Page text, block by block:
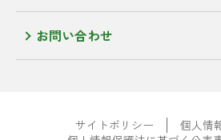
お問い合わせ
サイトポリシー
個人情